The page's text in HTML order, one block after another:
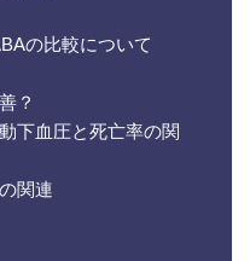
の比較について
？
下血圧と死亡率の関
関連